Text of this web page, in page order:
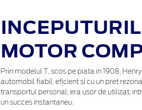
MOTOR
Prin modelul T, scos pe piata in 1908,
automobil fiabil, eficient si cu un pret
transportul personal; era usor de utilizat,
un succes instantaneu.